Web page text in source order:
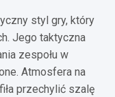
styl gry, który
Jego taktyczna
zespołu w
Atmosfera na
przechylić szalę